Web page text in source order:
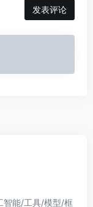
发表评论
智能/工具/模型/框